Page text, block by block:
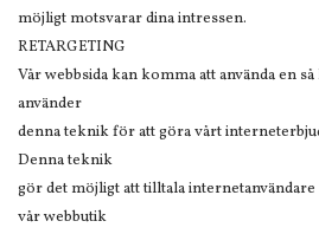
möjligt motsvarar dina intressen.
RETARGETING
Vår webbsida kan komma att använda en
använder
denna teknik för att göra vårt
Denna teknik
gör det möjligt att tilltala
vår webbutik